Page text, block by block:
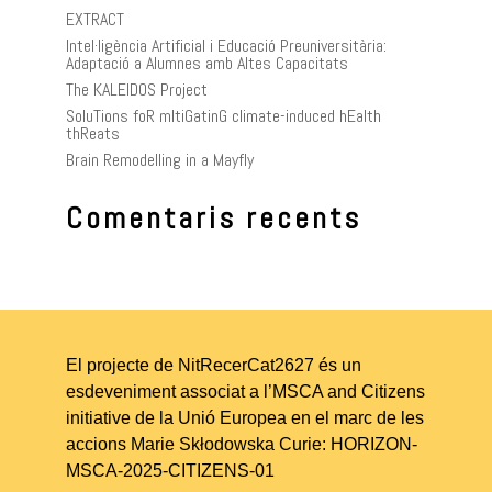
EXTRACT
Intel·ligència Artificial i Educació Preuniversitària:
Adaptació a Alumnes amb Altes Capacitats
The KALEIDOS Project
SoluTions foR mItiGatinG climate-induced hEalth
thReats
Brain Remodelling in a Mayfly
Comentaris recents
El projecte de NitRecerCat2627 és un
esdeveniment associat a l’MSCA and Citizens
initiative de la Unió Europea en el marc de les
accions Marie Skłodowska Curie: HORIZON-
MSCA-2025-CITIZENS-01